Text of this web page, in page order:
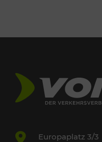
Europaplatz 3/3